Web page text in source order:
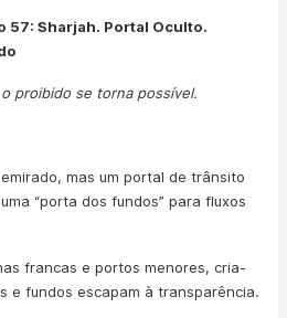
57: Sharjah. Portal Oculto.
proibido se torna possível.
mas um portal de trânsito
“porta dos fundos” para fluxos
francas e portos menores, cria-
e fundos escapam à transparência.